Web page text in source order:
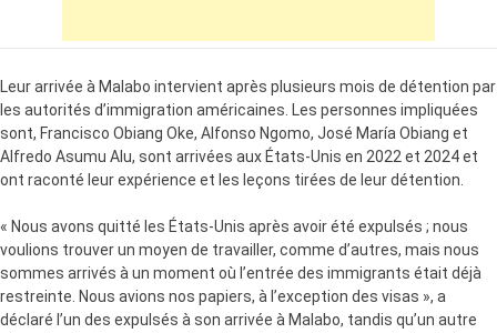
Leur arrivée à Malabo intervient après plusieurs mois de détention par
les autorités d’immigration américaines. Les personnes impliquées
sont, Francisco Obiang Oke, Alfonso Ngomo, José María Obiang et
Alfredo Asumu Alu, sont arrivées aux États-Unis en 2022 et 2024 et
ont raconté leur expérience et les leçons tirées de leur détention.
« Nous avons quitté les États-Unis après avoir été expulsés ; nous
voulions trouver un moyen de travailler, comme d’autres, mais nous
sommes arrivés à un moment où l’entrée des immigrants était déjà
restreinte. Nous avions nos papiers, à l’exception des visas », a
déclaré l’un des expulsés à son arrivée à Malabo, tandis qu’un autre